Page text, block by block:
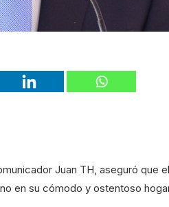
Juan TH, aseguró que
en su cómodo y ostentoso